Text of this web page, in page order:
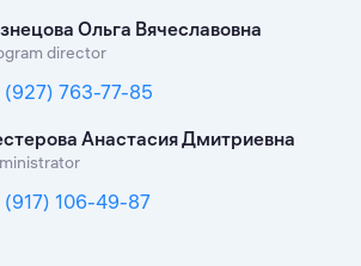
Ольга Вячеславовна
director
(927) 763-77-85
Анастасия Дмитриевна
(917) 106-49-87